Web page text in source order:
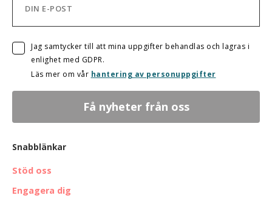
Jag samtycker till att mina uppgifter behandlas och lagras i
enlighet med GDPR.
Läs mer om vår hantering av personuppgifter
Snabblänkar
Stöd oss
Engagera dig